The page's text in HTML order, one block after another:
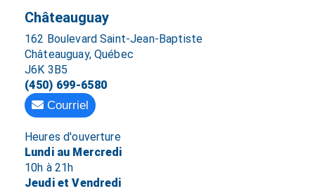
Châteauguay
162 Boulevard Saint-Jean-Baptiste
Châteauguay, Québec
J6K 3B5
(450) 699-6580
Courriel
Heures d'ouverture
Lundi au Mercredi
10h à 21h
Jeudi et Vendredi